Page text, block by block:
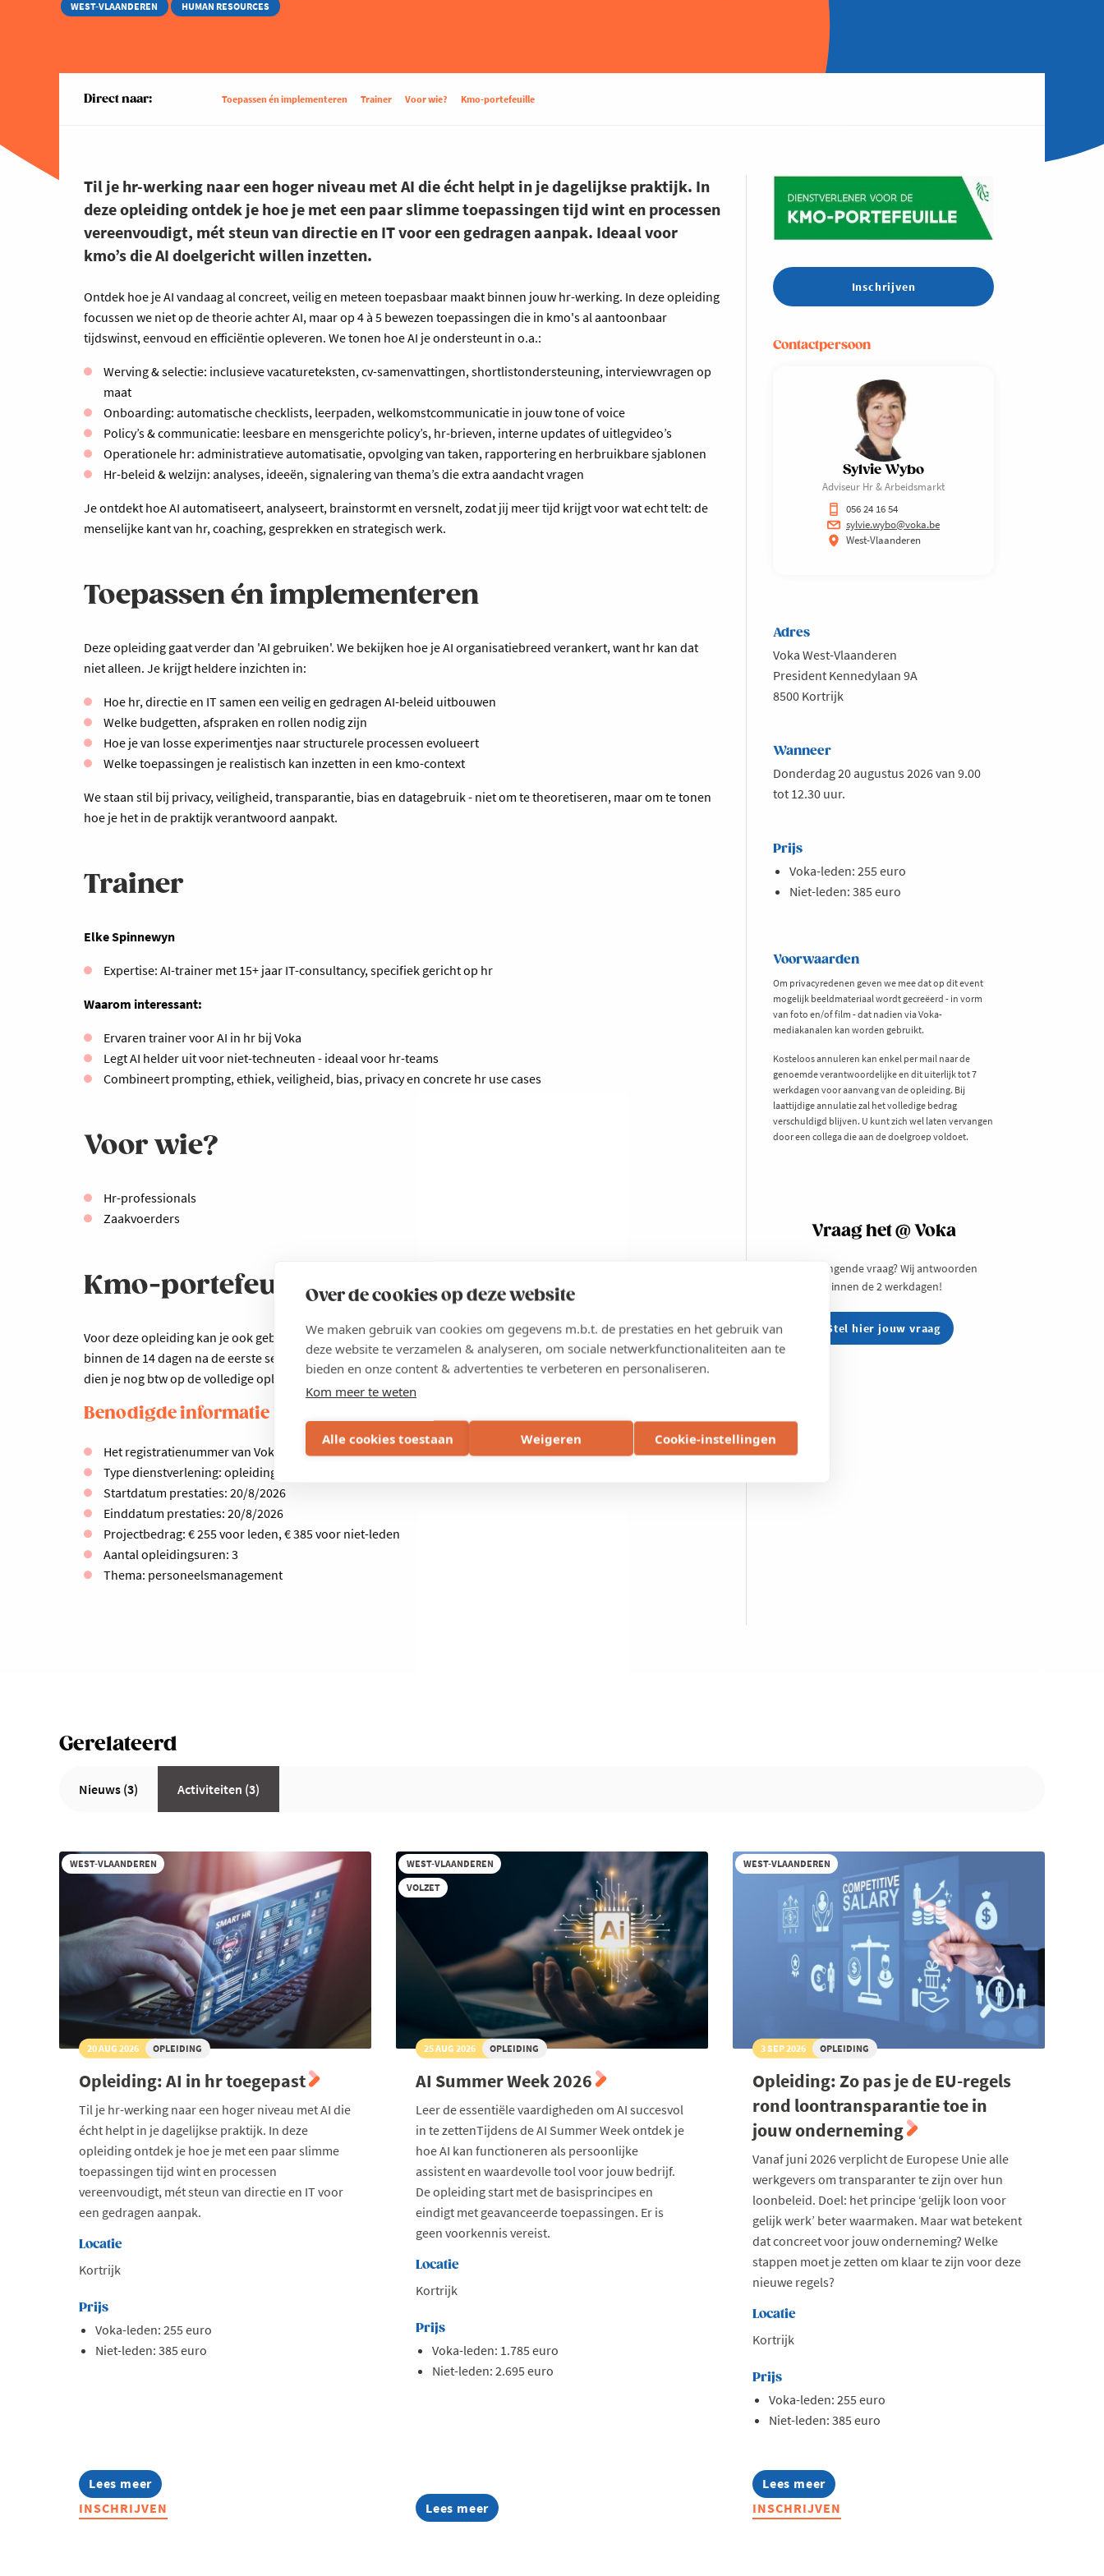
Over de cookies op deze website
We maken gebruik van cookies om gegevens m.b.t. de prestaties en het gebruik van
deze website te verzamelen & analyseren, om sociale netwerkfunctionaliteiten aan te
bieden en onze content & advertenties te verbeteren en personaliseren.
Kom meer te weten
Alle cookies toestaan Weigeren Cookie-instellingen
WEST-VLAANDEREN HUMAN RESOURCES
Direct naar: Toepassen én implementeren Trainer Voor wie? Kmo-portefeuille
Til je hr-werking naar een hoger niveau met AI die écht helpt in je dagelijkse praktijk. In
deze opleiding ontdek je hoe je met een paar slimme toepassingen tijd wint en processen
vereenvoudigt, mét steun van directie en IT voor een gedragen aanpak. Ideaal voor
kmo’s die AI doelgericht willen inzetten.
Ontdek hoe je AI vandaag al concreet, veilig en meteen toepasbaar maakt binnen jouw hr-werking. In deze opleiding
focussen we niet op de theorie achter AI, maar op 4 à 5 bewezen toepassingen die in kmo's al aantoonbaar
tijdswinst, eenvoud en efficiëntie opleveren. We tonen hoe AI je ondersteunt in o.a.:
Werving & selectie: inclusieve vacatureteksten, cv-samenvattingen, shortlistondersteuning, interviewvragen op
maat
Onboarding: automatische checklists, leerpaden, welkomstcommunicatie in jouw tone of voice
Policy’s & communicatie: leesbare en mensgerichte policy’s, hr-brieven, interne updates of uitlegvideo’s
Operationele hr: administratieve automatisatie, opvolging van taken, rapportering en herbruikbare sjablonen
Hr-beleid & welzijn: analyses, ideeën, signalering van thema’s die extra aandacht vragen
Je ontdekt hoe AI automatiseert, analyseert, brainstormt en versnelt, zodat jij meer tijd krijgt voor wat echt telt: de
menselijke kant van hr, coaching, gesprekken en strategisch werk.
Toepassen én implementeren
Deze opleiding gaat verder dan 'AI gebruiken'. We bekijken hoe je AI organisatiebreed verankert, want hr kan dat
niet alleen. Je krijgt heldere inzichten in:
Hoe hr, directie en IT samen een veilig en gedragen AI-beleid uitbouwen
Welke budgetten, afspraken en rollen nodig zijn
Hoe je van losse experimentjes naar structurele processen evolueert
Welke toepassingen je realistisch kan inzetten in een kmo-context
We staan stil bij privacy, veiligheid, transparantie, bias en datagebruik - niet om te theoretiseren, maar om te tonen
hoe je het in de praktijk verantwoord aanpakt.
Trainer
Elke Spinnewyn
Expertise: AI-trainer met 15+ jaar IT-consultancy, specifiek gericht op hr
Waarom interessant:
Ervaren trainer voor AI in hr bij Voka
Legt AI helder uit voor niet-techneuten - ideaal voor hr-teams
Combineert prompting, ethiek, veiligheid, bias, privacy en concrete hr use cases
Voor wie?
Hr-professionals
Zaakvoerders
Kmo-portefeuille
Voor deze opleiding kan je ook gebruikmaken van de kmo-portefeuille. Jouw aanvraag dient te gebeuren ten laatste
binnen de 14 dagen na de eerste sessie viawww.kmo-portefeuille.be. Indien je beroep doet op de kmo-portefeuille,
dien je nog btw op de volledige opleidingskost te betalen.
Benodigde informatie kmo-portefeuille
Het registratienummer van Voka – Kamer van Koophandel West-Vlaanderen: DV.O104126
Type dienstverlening: opleiding
Startdatum prestaties: 20/8/2026
Einddatum prestaties: 20/8/2026
Projectbedrag: € 255 voor leden, € 385 voor niet-leden
Aantal opleidingsuren: 3
Thema: personeelsmanagement
Inschrijven
Contactpersoon
Sylvie Wybo
Adviseur Hr & Arbeidsmarkt
056 24 16 54
sylvie.wybo@voka.be
West-Vlaanderen
Adres
Voka West-Vlaanderen
President Kennedylaan 9A
8500 Kortrijk
Wanneer
Donderdag 20 augustus 2026 van 9.00
tot 12.30 uur.
Prijs
Voka-leden: 255 euro
Niet-leden: 385 euro
Voorwaarden
Om privacyredenen geven we mee dat op dit event
mogelijk beeldmateriaal wordt gecreëerd - in vorm
van foto en/of film - dat nadien via Voka-
mediakanalen kan worden gebruikt.
Kosteloos annuleren kan enkel per mail naar de
genoemde verantwoordelijke en dit uiterlijk tot 7
werkdagen voor aanvang van de opleiding. Bij
laattijdige annulatie zal het volledige bedrag
verschuldigd blijven. U kunt zich wel laten vervangen
door een collega die aan de doelgroep voldoet.
Vraag het @ Voka
Een prangende vraag? Wij antwoorden
binnen de 2 werkdagen!
Stel hier jouw vraag
Gerelateerd
Nieuws (3) Activiteiten (3)
WEST-VLAANDEREN
20 AUG 2026 OPLEIDING
Opleiding: AI in hr toegepast
Til je hr-werking naar een hoger niveau met AI die
écht helpt in je dagelijkse praktijk. In deze
opleiding ontdek je hoe je met een paar slimme
toepassingen tijd wint en processen
vereenvoudigt, mét steun van directie en IT voor
een gedragen aanpak.
Locatie
Kortrijk
Prijs
Voka-leden: 255 euro
Niet-leden: 385 euro
Lees meer
about
Opleiding:
AI
INSCHRIJVEN
WEST-VLAANDEREN
VOLZET
25 AUG 2026 OPLEIDING
AI Summer Week 2026
Leer de essentiële vaardigheden om AI succesvol
in te zettenTijdens de AI Summer Week ontdek je
hoe AI kan functioneren als persoonlijke
assistent en waardevolle tool voor jouw bedrijf.
De opleiding start met de basisprincipes en
eindigt met geavanceerde toepassingen. Er is
geen voorkennis vereist.
Locatie
Kortrijk
Prijs
Voka-leden: 1.785 euro
Niet-leden: 2.695 euro
Lees meer
about
AI
WEST-VLAANDEREN
3 SEP 2026 OPLEIDING
Opleiding: Zo pas je de EU-regels
rond loontransparantie toe in
jouw onderneming
Vanaf juni 2026 verplicht de Europese Unie alle
werkgevers om transparanter te zijn over hun
loonbeleid. Doel: het principe ‘gelijk loon voor
gelijk werk’ beter waarmaken. Maar wat betekent
dat concreet voor jouw onderneming? Welke
stappen moet je zetten om klaar te zijn voor deze
nieuwe regels?
Locatie
Kortrijk
Prijs
Voka-leden: 255 euro
Niet-leden: 385 euro
Lees meer
about
Opleiding:
Zo
INSCHRIJVEN